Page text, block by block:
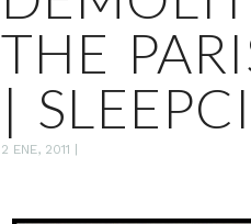
THE
|
2 ENE, 2011